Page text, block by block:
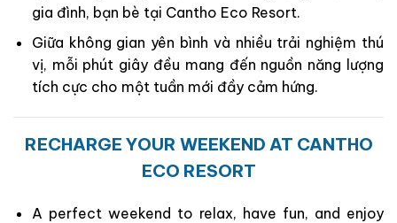
gia đình, bạn bè tại Cantho Eco Resort.
Giữa không gian yên bình và nhiều trải nghiệm thú
vị, mỗi phút giây đều mang đến nguồn năng lượng
tích cực cho một tuần mới đầy cảm hứng.
RECHARGE YOUR WEEKEND AT CANTHO
ECO RESORT
A perfect weekend to relax, have fun, and enjoy